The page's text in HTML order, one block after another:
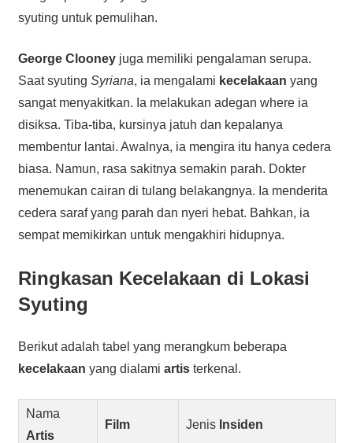
syuting untuk pemulihan.
George Clooneyjuga memiliki pengalaman serupa.
Saat syuting Syriana, ia mengalami kecelakaan yang
sangat menyakitkan. Ia melakukan adegan where ia
disiksa. Tiba-tiba, kursinya jatuh dan kepalanya
membentur lantai. Awalnya, ia mengira itu hanya cedera
biasa. Namun, rasa sakitnya semakin parah. Dokter
menemukan cairan di tulang belakangnya. Ia menderita
cedera saraf yang parah dan nyeri hebat. Bahkan, ia
sempat memikirkan untuk mengakhiri hidupnya.
Ringkasan Kecelakaan di Lokasi
Syuting
Berikut adalah tabel yang merangkum beberapa
kecelakaan yang dialami artisterkenal.
Nama
Artis
Film Jenis Insiden